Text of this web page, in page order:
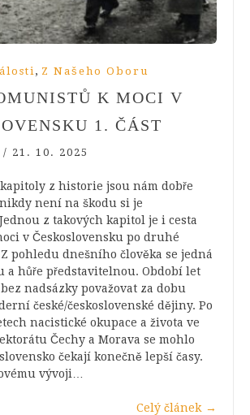
, Z Našeho Oboru
K MOCI V
1. ČÁST
/ 21. 10. 2025
z historie jsou nám dobře
není na škodu si je
z takových kapitol je i cesta
v Československu po druhé
pohledu dnešního člověka se jedná
a hůře představitelnou. Období let
bez nadsázky považovat za dobu
české/československé dějiny. Po
nacistické okupace a života ve
Čechy a Morava se mohlo
čekají konečně lepší časy.
vývoji…
Celý článek →